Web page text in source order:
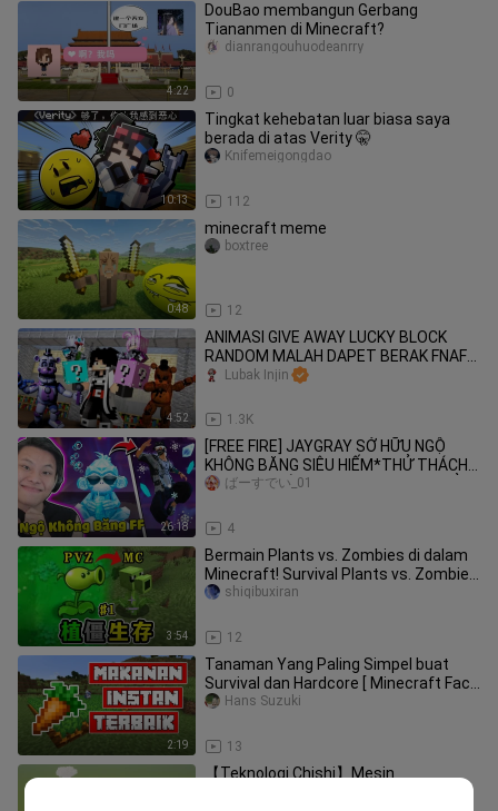
4:22
DouBao membangun Gerbang
Tiananmen di Minecraft?
0
dianrangouhuodeanrry
10:13
Tingkat kehebatan luar biasa saya
berada di atas Verity 🤫
112
Knifemeigongdao
0:48
minecraft meme
12
boxtree
4:52
ANIMASI GIVE AWAY LUCKY BLOCK
RANDOM MALAH DAPET BERAK FNAF
DAJJAL ! AWTO KABURRRRR
1.3K
Lubak Injin
26:18
[FREE FIRE] JAYGRAY SỞ HỮU NGỘ
KHÔNG BĂNG SIÊU HIẾM*THỬ THÁCH
TROLL NGƯỜI CHƠI TRONG RANK TỬ
4
ばーすでい_01
3:54
Bermain Plants vs. Zombies di dalam
Minecraft! Survival Plants vs. Zombies
1
12
shiqibuxiran
2:19
Tanaman Yang Paling Simpel buat
Survival dan Hardcore [ Minecraft Fact
Indonesia - Carrot ]
13
Hans Suzuki
【Teknologi Chishi】Mesin